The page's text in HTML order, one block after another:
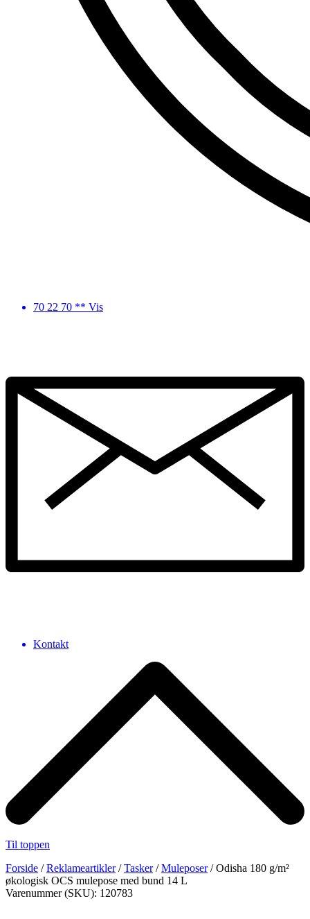
70 22 70 ** Vis
Kontakt
Til toppen
Forside /Reklameartikler/Tasker/Muleposer/ Odisha 180 g/m²
økologisk OCS mulepose med bund 14 L
Varenummer (SKU): 120783